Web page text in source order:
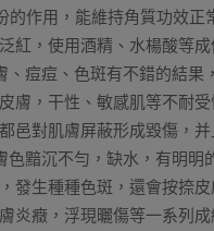
作用，能維持角質功效正
，使用酒精、水楊酸等成
痘痘、色斑有不錯的結果
膚，干性、敏感肌等不耐
邑對肌膚屏蔽形成毀傷，
黯沉不勻，缺水，有明明
發生種種色斑，還會按捺
炎癥，浮現曬傷等一系列